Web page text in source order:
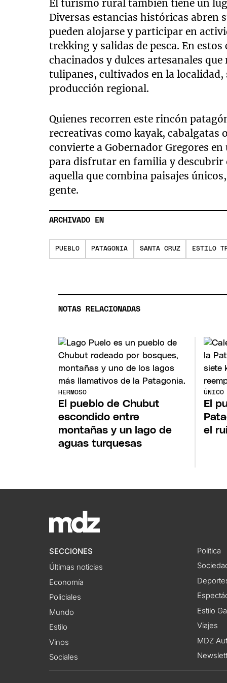
El turismo rural también tiene un
Diversas estancias históricas abren
pueden alojarse y participar en
trekking y salidas de pesca. En
chacinados y dulces artesanales
tulipanes, cultivados en la
producción regional.
Quienes recorren este rincón
recreativas como kayak, cabalgatas
convierte a Gobernador Gregores
para disfrutar en familia y
aquella que combina paisajes
gente.
ARCHIVADO EN
PUEBLO PATAGONIA SANTA CRUZ ESTILO
NOTAS RELACIONADAS
HERMOSO
El pueblo de Chubut
escondido entre
montañas y un lago de
aguas turquesas
ÚNICO
El
el
SECCIONES
Últimas noticias
Economía
Policiales
Mundo
Estilo
Vinos
Sociales
Política
Estilo
Viajes
MDZ